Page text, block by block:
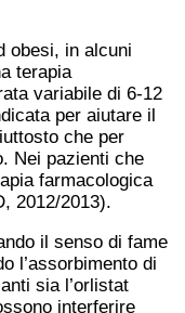
obesi, in alcuni
terapia
variabile di 6-12
per aiutare il
che per
Nei pazienti che
farmacologica
2012/2013).
il senso di fame
l’assorbimento di
sia l’orlistat
interferire